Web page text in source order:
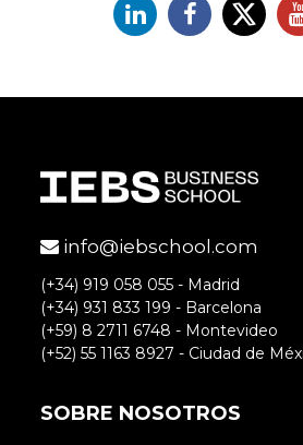
LinkedinFacebook
X
info@iebschool.com
(+34) 919 058 055 - Madrid
(+34) 931 833 199 - Barcelona
(+59) 8 2711 6748 - Montevideo
(+52) 55 1163 8927 - Ciudad de
SOBRE NOSOTROS